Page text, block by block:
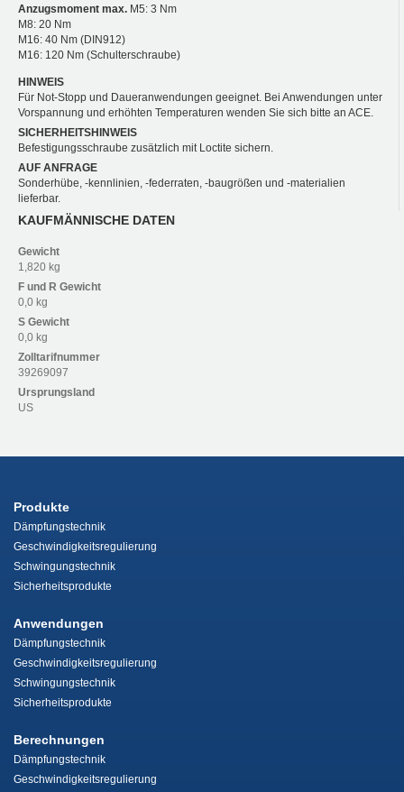
Anzugsmoment max. M5: 3 Nm
M8: 20 Nm
M16: 40 Nm (DIN912)
M16: 120 Nm (Schulterschraube)
HINWEIS
Für Not-Stopp und Daueranwendungen geeignet. Bei Anwendungen unter
Vorspannung und erhöhten Temperaturen wenden Sie sich bitte an ACE.
SICHERHEITSHINWEIS
Befestigungsschraube zusätzlich mit Loctite sichern.
AUF ANFRAGE
Sonderhübe, -kennlinien, -federraten, -baugrößen und -materialien
lieferbar.
KAUFMÄNNISCHE DATEN
Gewicht
1,820 kg
F und R Gewicht
0,0 kg
S Gewicht
0,0 kg
Zolltarifnummer
39269097
Ursprungsland
US
Produkte
Dämpfungstechnik
Geschwindigkeitsregulierung
Schwingungstechnik
Sicherheitsprodukte
Anwendungen
Dämpfungstechnik
Geschwindigkeitsregulierung
Schwingungstechnik
Sicherheitsprodukte
Berechnungen
Dämpfungstechnik
Geschwindigkeitsregulierung